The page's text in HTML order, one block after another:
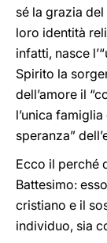
sé la grazia
loro identità
infatti, nasce
Spirito la
dell’amore il
l’unica
speranza”
Ecco il perché
Battesimo:
cristiano e il
individuo, sia